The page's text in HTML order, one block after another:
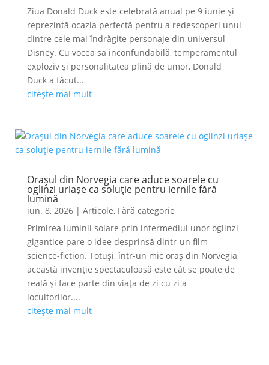
Ziua Donald Duck este celebrată anual pe 9 iunie și
reprezintă ocazia perfectă pentru a redescoperi unul
dintre cele mai îndrăgite personaje din universul
Disney. Cu vocea sa inconfundabilă, temperamentul
exploziv și personalitatea plină de umor, Donald
Duck a făcut...
citește mai mult
Orașul din Norvegia care aduce soarele cu
oglinzi uriașe ca soluție pentru iernile fără
lumină
iun. 8, 2026| Articole, Fără categorie
Primirea luminii solare prin intermediul unor oglinzi
gigantice pare o idee desprinsă dintr-un film
science-fiction. Totuși, într-un mic oraș din Norvegia,
această invenție spectaculoasă este cât se poate de
reală și face parte din viața de zi cu zi a
locuitorilor....
citește mai mult